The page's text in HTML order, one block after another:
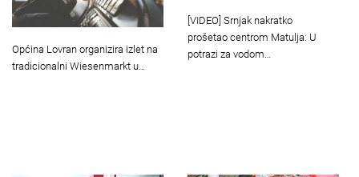
Općina Lovran organizira izlet na
tradicionalni Wiesenmarkt u…
[VIDEO] Srnjak nakratko
prošetao centrom Matulja: U
potrazi za vodom…